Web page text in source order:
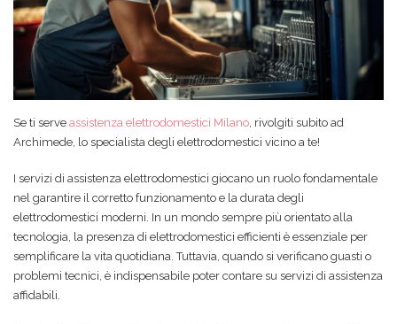
Se ti serve assistenza elettrodomestici Milano , rivolgiti subito ad
Archimede, lo specialista degli elettrodomestici vicino a te!
I servizi di assistenza elettrodomestici giocano un ruolo fondamentale
nel garantire il corretto funzionamento e la durata degli
elettrodomestici moderni. In un mondo sempre più orientato alla
tecnologia, la presenza di elettrodomestici efficienti è essenziale per
semplificare la vita quotidiana. Tuttavia, quando si verificano guasti o
problemi tecnici, è indispensabile poter contare su servizi di assistenza
affidabili.